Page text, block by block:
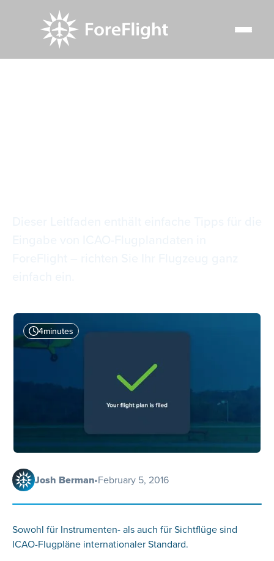
4minutes
Josh Berman•February 5, 2016
Sowohl für Instrumenten- als auch für Sichtflüge sind
ICAO-Flugpläne internationaler Standard.